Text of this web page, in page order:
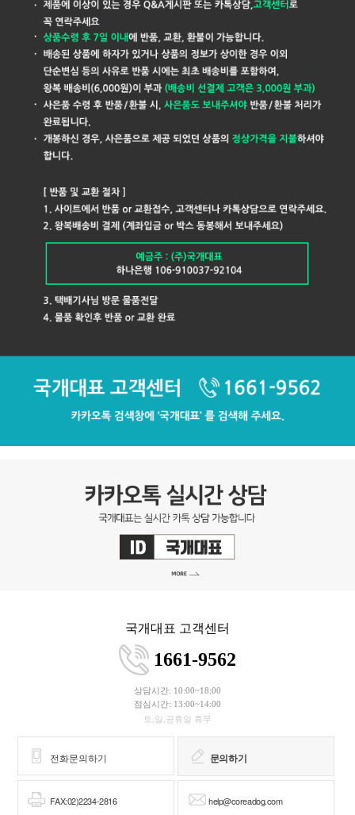
국개대표 고객센터
1661-9562
상담시간: 10:00~18:00
점심시간: 13:00~14:00
토,일,공휴일 휴무
전화문의하기 문의하기
FAX:02)2234-2816 help@coreadog.com